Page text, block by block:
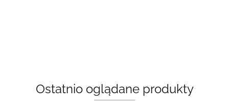
Ostatnio oglądane produkty